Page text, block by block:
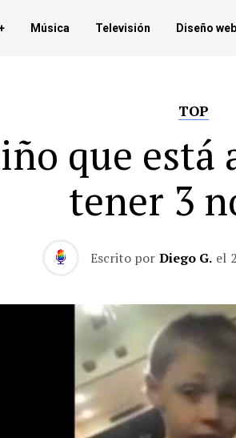
Música Televisión Diseño web
TOP
que está
tener 3
Escrito por Diego G. el